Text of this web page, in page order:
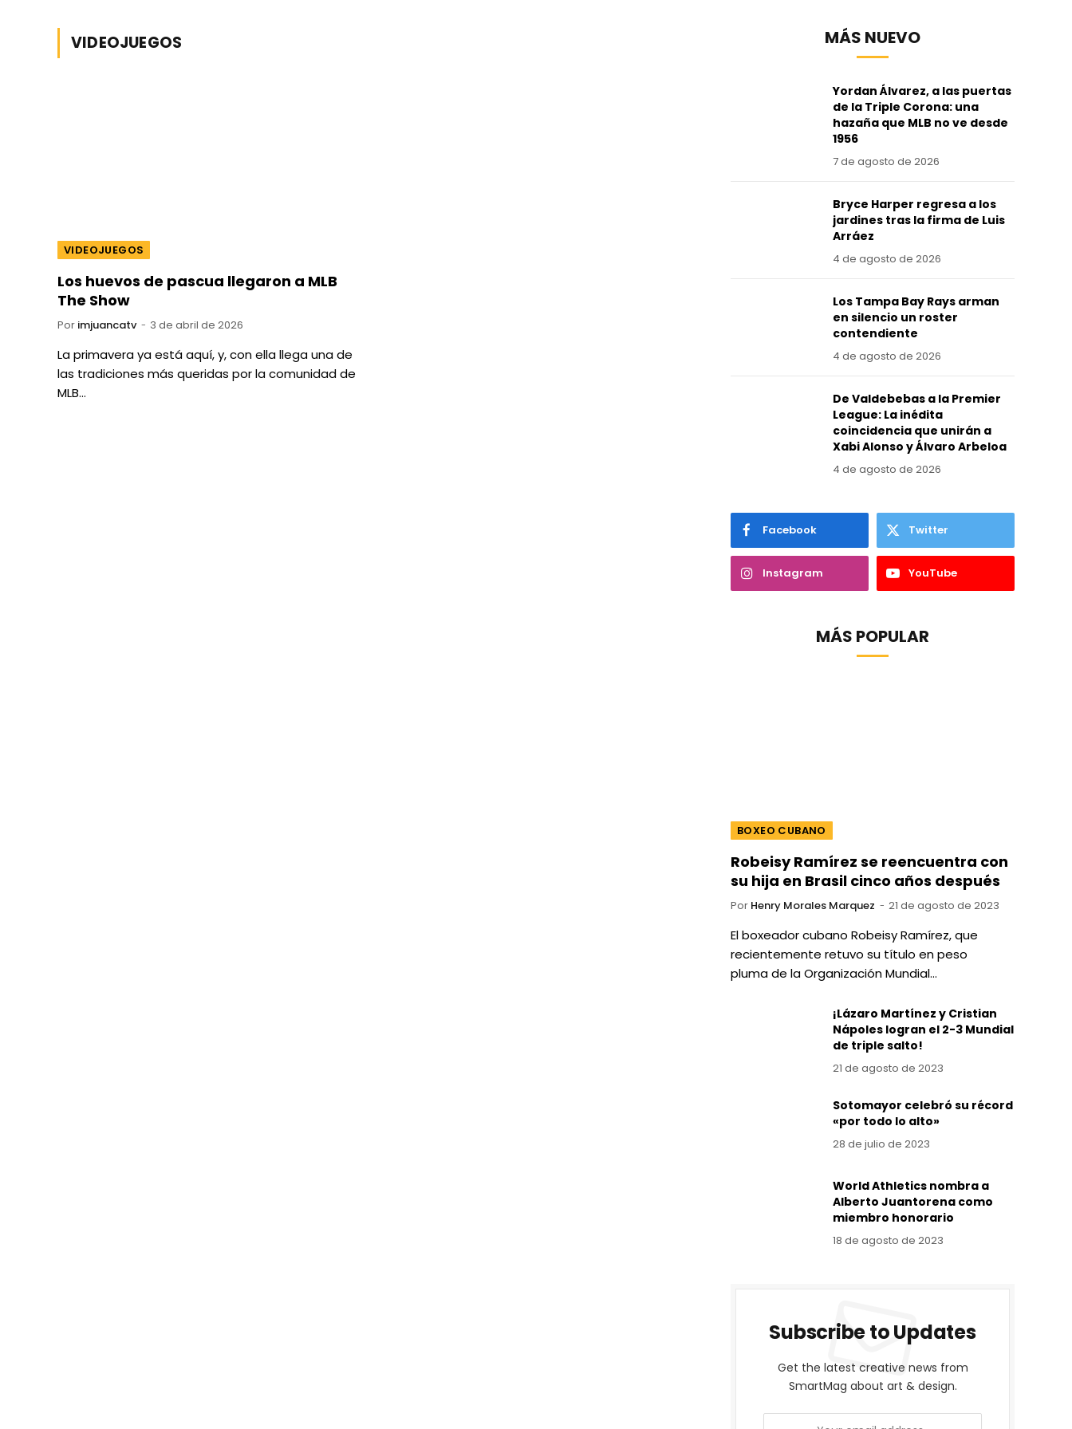
VIDEOJUEGOS
VIDEOJUEGOS
Los huevos de pascua llegaron a MLB
The Show
Por imjuancatv 3 de abril de 2026
La primavera ya está aquí, y, con ella llega una de
las tradiciones más queridas por la comunidad de
MLB…
MÁS NUEVO
Yordan Álvarez, a las puertas
de la Triple Corona: una
hazaña que MLB no ve desde
1956
7 de agosto de 2026
Bryce Harper regresa a los
jardines tras la firma de Luis
Arráez
4 de agosto de 2026
Los Tampa Bay Rays arman
en silencio un roster
contendiente
4 de agosto de 2026
De Valdebebas a la Premier
League: La inédita
coincidencia que unirán a
Xabi Alonso y Álvaro Arbeloa
4 de agosto de 2026
Facebook Twitter
Instagram YouTube
MÁS POPULAR
BOXEO CUBANO
Robeisy Ramírez se reencuentra con
su hija en Brasil cinco años después
Por Henry Morales Marquez 21 de agosto de 2023
El boxeador cubano Robeisy Ramírez, que
recientemente retuvo su título en peso
pluma de la Organización Mundial…
¡Lázaro Martínez y Cristian
Nápoles logran el 2-3 Mundial
de triple salto!
21 de agosto de 2023
Sotomayor celebró su récord
«por todo lo alto»
28 de julio de 2023
World Athletics nombra a
Alberto Juantorena como
miembro honorario
18 de agosto de 2023
Subscribe to Updates
Get the latest creative news from
SmartMag about art & design.